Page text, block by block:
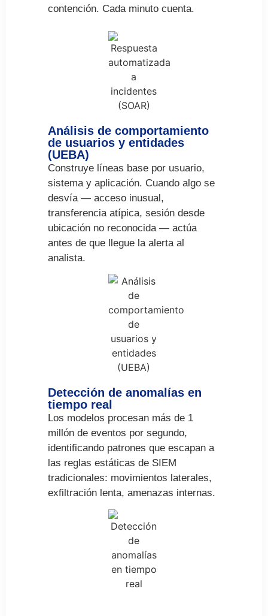
contención. Cada minuto cuenta.
Análisis de comportamiento
de usuarios y entidades
(UEBA)
Construye líneas base por usuario,
sistema y aplicación. Cuando algo se
desvía — acceso inusual,
transferencia atípica, sesión desde
ubicación no reconocida — actúa
antes de que llegue la alerta al
analista.
Detección de anomalías en
tiempo real
Los modelos procesan más de 1
millón de eventos por segundo,
identificando patrones que escapan a
las reglas estáticas de SIEM
tradicionales: movimientos laterales,
exfiltración lenta, amenazas internas.